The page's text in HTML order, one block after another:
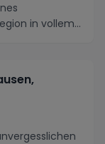
in vollem